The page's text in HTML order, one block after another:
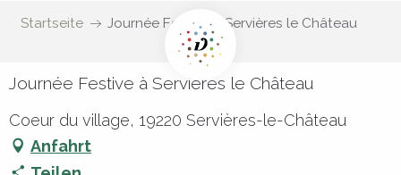
Startseite Journée Festive à Servières le Château
Journée Festive à Servières le Château
Coeur du village, 19220 Servières-le-Château
Anfahrt